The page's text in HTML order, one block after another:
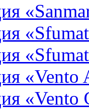
«Vento
«Vento